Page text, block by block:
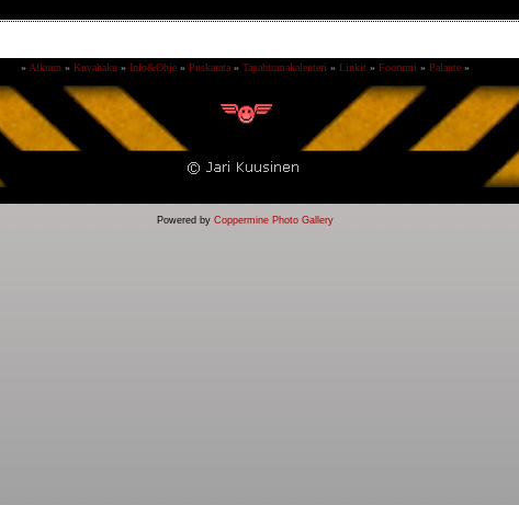
» Alkuun» Kuvahaku» Info&Ohje» Puskarata» Tapahtumakalenteri » Linkit» Foorumi » Palaute»
Powered by Coppermine Photo Gallery